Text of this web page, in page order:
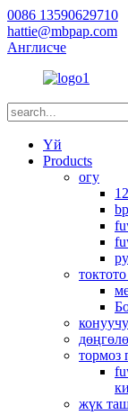
0086 13590629710
hattie@mbpap.com
Англисче
Үй
Products
огу
тормоз
жүк